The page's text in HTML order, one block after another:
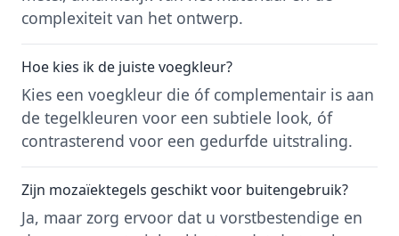
complexiteit van het ontwerp.
Hoe kies ik de juiste voegkleur?
Kies een voegkleur die óf complementair is aan
de tegelkleuren voor een subtiele look, óf
contrasterend voor een gedurfde uitstraling.
Zijn mozaïektegels geschikt voor buitengebruik?
Ja, maar zorg ervoor dat u vorstbestendige en